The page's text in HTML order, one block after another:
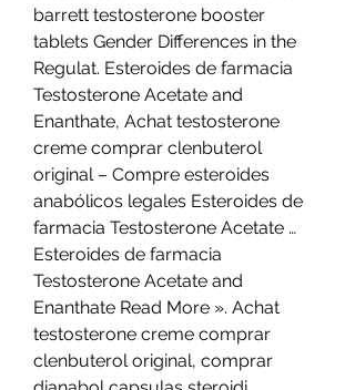
barrett testosterone booster
tablets Gender Differences in the
Regulat. Esteroides de farmacia
Testosterone Acetate and
Enanthate, Achat testosterone
creme comprar clenbuterol
original – Compre esteroides
anabólicos legales Esteroides de
farmacia Testosterone Acetate …
Esteroides de farmacia
Testosterone Acetate and
Enanthate Read More ». Achat
testosterone creme comprar
clenbuterol original, comprar